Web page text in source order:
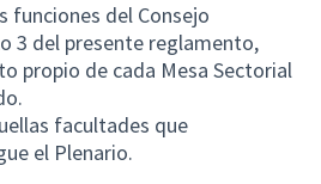
funciones del Consejo
3 del presente reglamento,
propio de cada Mesa Sectorial
facultades que
el Plenario.